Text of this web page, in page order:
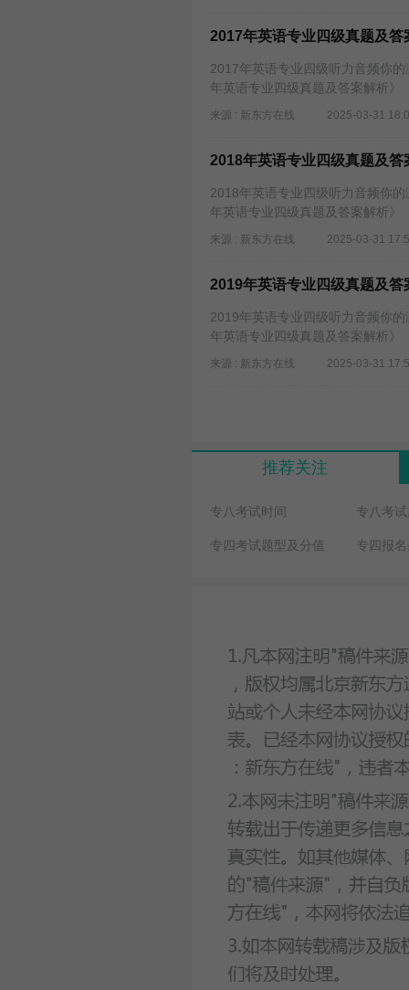
2017年英语专业四级真题及答
2017年英语专业四级听力音频你
年英语专业四级真题及答案解析》
来源 : 新东方在线 2025-03-31
2018年英语专业四级真题及答
2018年英语专业四级听力音频你
年英语专业四级真题及答案解析》
来源 : 新东方在线 2025-03-31
2019年英语专业四级真题及答
2019年英语专业四级听力音频你
年英语专业四级真题及答案解析》
来源 : 新东方在线 2025-03-31
推荐关注
专八考试时间 专八考
专四考试题型及分值 专四报